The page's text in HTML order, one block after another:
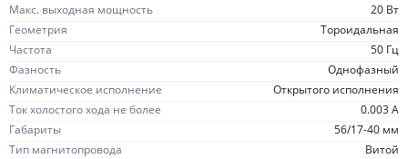
Макс. выходная мощность
20 Вт
Геометрия
тороидальная
Частота
50 Гц
Фазность
однофазный
Климатическое исполнение
открытого исполнения
Ток холостого хода не более
0.003 А
Габариты
56/17-40 мм
Тип магнитопровода
витой